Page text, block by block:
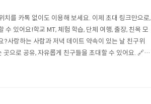
를 카톡 없이도 이용해 보세요. 이제 초대 링크만으로,
있어요!학교 MT, 체험 학습, 단체 여행, 출장, 친목 모
사랑하는 사람과 저녁 데이트 약속이 있는 날 친구위
으로 공유, 자유롭게 친구들을 초대할 수 있어요. 🔗-
택해 보세요.- 새로운 그룹의 이름과 사용할 프로필을